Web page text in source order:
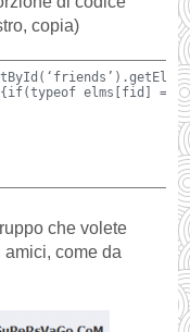
copia)
che volete
come da